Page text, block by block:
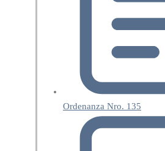
Ordenanza Nro. 135